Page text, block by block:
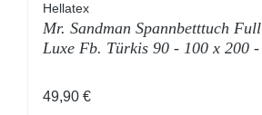
Hellatex
Mr. Sandman Spannbetttuch
Luxe Fb. Türkis 90 - 100 x 200 -
Regulärer Preis:
49,90 €